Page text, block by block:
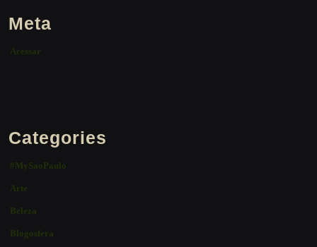
Meta
Acessar
Categories
#MySaoPaulo
Arte
Beleza
Blogosfera